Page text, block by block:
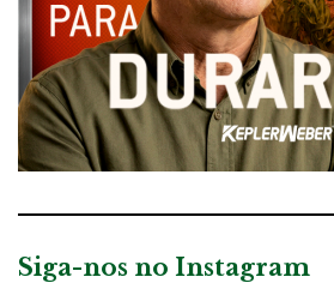
Siga-nos no Instagram